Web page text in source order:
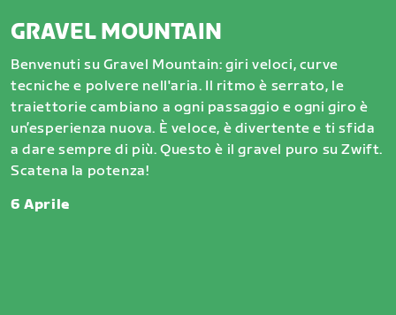
GRAVEL MOUNTAIN
Benvenuti su Gravel Mountain: giri veloci, curve
tecniche e polvere nell'aria. Il ritmo è serrato, le
traiettorie cambiano a ogni passaggio e ogni giro è
un’esperienza nuova. È veloce, è divertente e ti sfida
a dare sempre di più. Questo è il gravel puro su Zwift.
Scatena la potenza!
6 Aprile